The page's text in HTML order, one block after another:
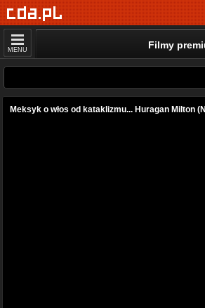
MENU Filmy
Meksyk o włos od kataklizmu... Huragan Milton